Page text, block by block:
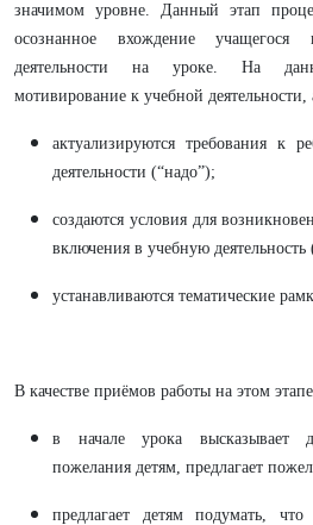
значимом уровне. Данный этап
осознанное вхождение учащегося
деятельности на уроке. На
мотивирование к учебной
актуализируются требования к
деятельности (“надо”);
создаются условия для
включения в учебную деятельность
устанавливаются тематические
В качестве приёмов работы на этом
в начале урока высказывает
пожелания детям, предлагает
предлагает детям подумать,